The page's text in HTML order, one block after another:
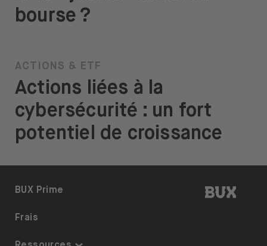
bourse ?
ACTIONS & ETF
Actions liées à la
cybersécurité : un fort
potentiel de croissance
BUX |
BUX Prime
Frais